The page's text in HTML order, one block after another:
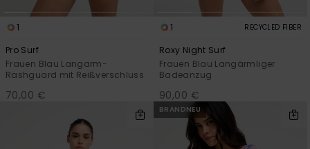
1
Pro Surf
Frauen Blau Langarm-
Rashguard mit Reißverschluss
70,00 €
1 RECYCLED FIBER
Roxy Night Surf
Frauen Blau Langärmliger
Badeanzug
90,00 €
BRANDNEU